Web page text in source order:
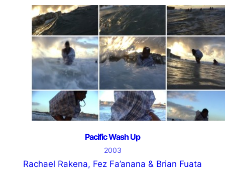
Pacific Wash Up
2003
Rachael Rakena, Fez Fa’anana & Brian Fuata